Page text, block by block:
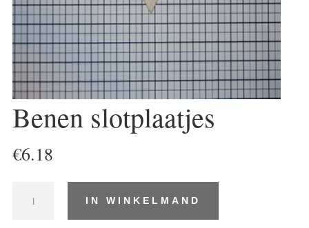
Benen slotplaatjes
€6.18
slotplaatjes
IN WINKELMAND